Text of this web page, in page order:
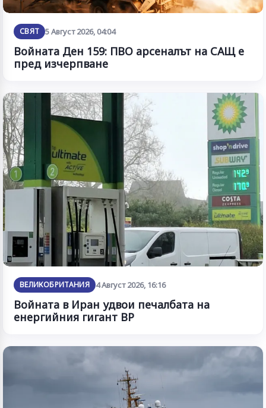
СВЯТ 5 Август 2026, 04:04
Войната Ден 159: ПВО арсеналът на САЩ е
пред изчерпване
ВЕЛИКОБРИТАНИЯ 4 Август 2026, 16:16
Войната в Иран удвои печалбата на
енергийния гигант BP